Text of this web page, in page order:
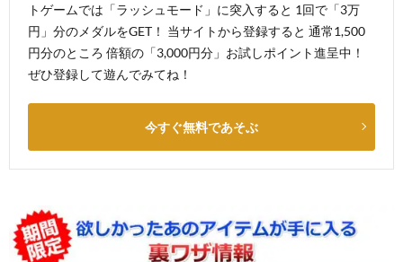
トゲームでは「ラッシュモード」に突入すると 1回で「3万
円」分のメダルをGET！ 当サイトから登録すると 通常1,500
円分のところ 倍額の「3,000円分」お試しポイント進呈中！
ぜひ登録して遊んでみてね！
今すぐ無料であそぶ